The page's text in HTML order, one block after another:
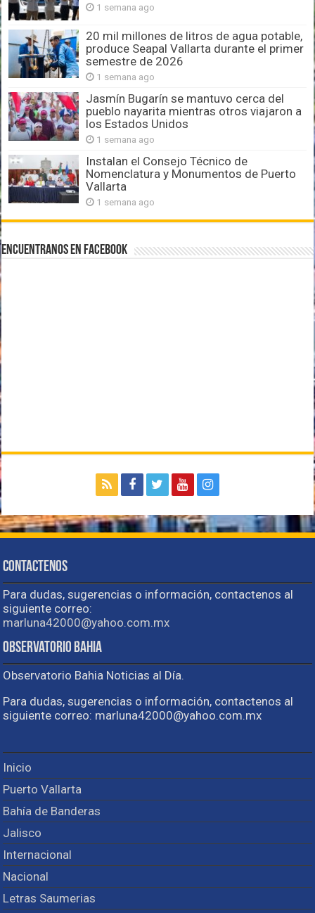
1 semana ago
20 mil millones de litros de agua potable,
produce Seapal Vallarta durante el primer
semestre de 2026
1 semana ago
Jasmín Bugarín se mantuvo cerca del
pueblo nayarita mientras otros viajaron a
los Estados Unidos
1 semana ago
Instalan el Consejo Técnico de
Nomenclatura y Monumentos de Puerto
Vallarta
1 semana ago
Encuentranos en Facebook
Contactenos
Para dudas, sugerencias o información, contactenos al
siguiente correo:
marluna42000@yahoo.com.mx
Observatorio Bahia
Observatorio Bahia Noticias al Día.
Para dudas, sugerencias o información, contactenos al
siguiente correo: marluna42000@yahoo.com.mx
Inicio
Puerto Vallarta
Bahía de Banderas
Jalisco
Internacional
Nacional
Letras Saumerias